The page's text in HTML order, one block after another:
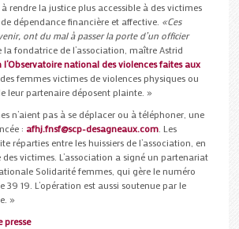
rendre la justice plus accessible à des victimes
dépendance financière et affective. «Ces
ont du mal à passer la porte d’un officier
la fondatrice de l’association, maître Astrid
l’Observatoire national des violences faites aux
des femmes victimes de violences physiques ou
leur partenaire déposent plainte. »
n’aient pas à se déplacer ou à téléphoner, une
: afhj.fnsf@scp-desagneaux.com. Les
réparties entre les huissiers de l’association, en
victimes. L’association a signé un partenariat
Solidarité femmes, qui gère le numéro
39 19. L’opération est aussi soutenue par le
»
presse